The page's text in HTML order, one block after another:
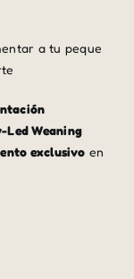
a tu peque
Led Weaning
exclusivo en